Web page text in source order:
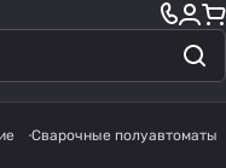
Сварочные полуавтоматы